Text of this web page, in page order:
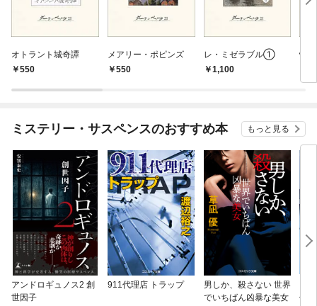
オトラント城奇譚
550
メアリー・ポピンズ
550
レ・ミゼラブル①
1,100
怪
ミステリー・サスペンスのおすすめ本 もっと見る
アンドロギュノス2 創
世因子
911代理店 トラップ
男しか、殺さない 世界
でいちばん凶暴な美女
件